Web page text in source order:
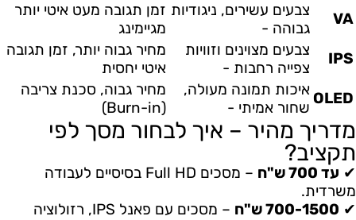
VA
צבעים עשירים, ניגודיות
גבוהה -
זמן תגובה מעט איטי יותר
מגיימינג
IPS
צבעים מצוינים וזוויות
צפייה רחבות -
מחיר גבוה יותר, זמן תגובה
איטי יחסית
OLEDאיכות תמונה מעולה,
שחור אמיתי -
מחיר גבוה, סכנת צריבה
(Burn-in)
מדריך מהיר – איך לבחור מסך לפי
תקציב?
✔ עד 700 ש"ח
– מסכים Full HD בסיסיים לעבודה
משרדית.
✔ 700-1500 ש"ח
– מסכים עם פאנל IPS, רזולוציה